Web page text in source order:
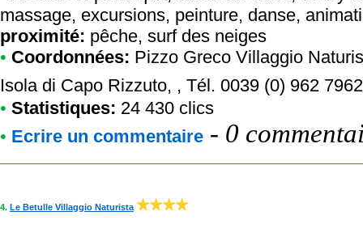
massage, excursions, peinture, danse,
proximité: pêche, surf des neiges
• Coordonnées: Pizzo Greco Villaggio
Isola di Capo Rizzuto, , Tél. 0039 (0) 962
• Statistiques: 24 430 clics
• Ecrire un commentaire - 0
4. Le Betulle Villaggio Naturista